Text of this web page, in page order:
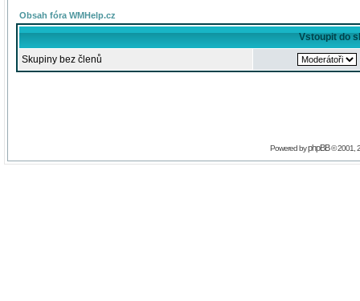
Obsah fóra WMHelp.cz
Vstoupit do
Skupiny bez členů
Powered byphpBB© 2001,